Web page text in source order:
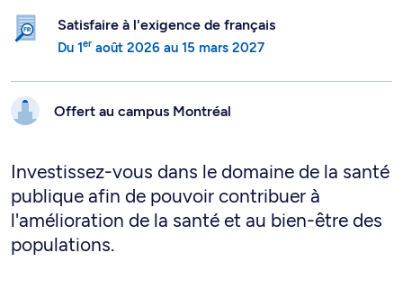
Satisfaire à l'exigence de français
Du 1er août 2026 au 15 mars 2027
Offert au campus Montréal
Investissez-vous dans le domaine de la santé
publique afin de pouvoir contribuer à
l'amélioration de la santé et au bien-être des
populations.